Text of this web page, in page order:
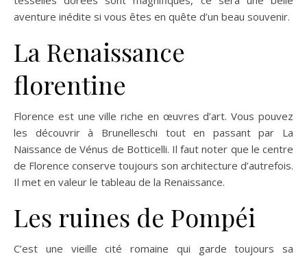
aventure inédite si vous êtes en quête d’un beau souvenir.
La Renaissance
florentine
Florence est une ville riche en œuvres d’art. Vous pouvez
les découvrir à Brunelleschi tout en passant par La
Naissance de Vénus de Botticelli. Il faut noter que le centre
de Florence conserve toujours son architecture d’autrefois.
Il met en valeur le tableau de la Renaissance.
Les ruines de Pompéi
C’est une vieille cité romaine qui garde toujours sa